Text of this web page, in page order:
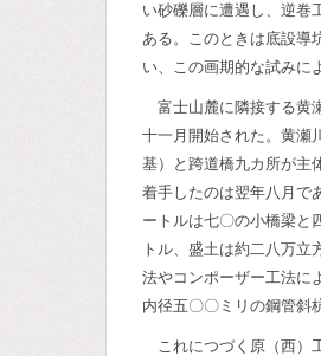
い砂礫層に遭遇し、逆巻
ある。このときは底設導
い、この画期的な試みに
富士山麓に隣接する黄
十一月開始された。黄瀬
基）と跨道橋九カ所が主
着手したのは翌年八月で
ートルは七〇の小橋梁と
トル、盛土は約二八万
法やコンポーザー工法に
内径五〇〇ミリの鋼管斜
これにつづく原（西）